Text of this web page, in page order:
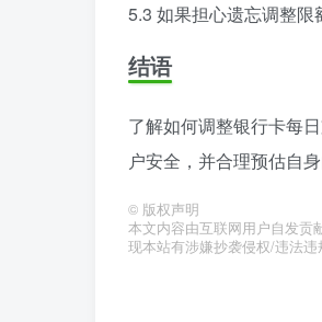
5.3 如果担心遗忘调整限
结语
了解如何调整银行卡每
户安全，并合理预估自
© 版权声明
本文内容由互联网用户自发贡
现本站有涉嫌抄袭侵权/违法违